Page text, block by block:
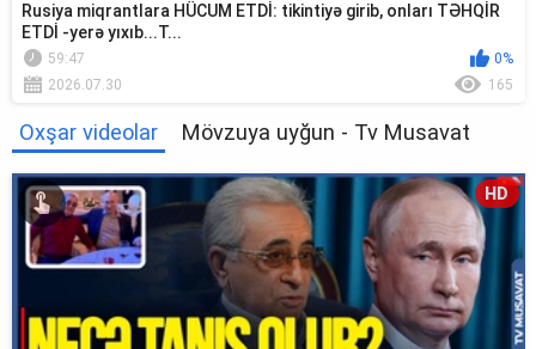
Rusiya miqrantlara HÜCUM ETDİ: tikintiyə girib, onları TƏHQİR
ETDİ -yerə yıxıb...T...
59:47
0%
2026.07.30
165
Oxşar videolar Mövzuya uyğun - Tv Musavat
HD